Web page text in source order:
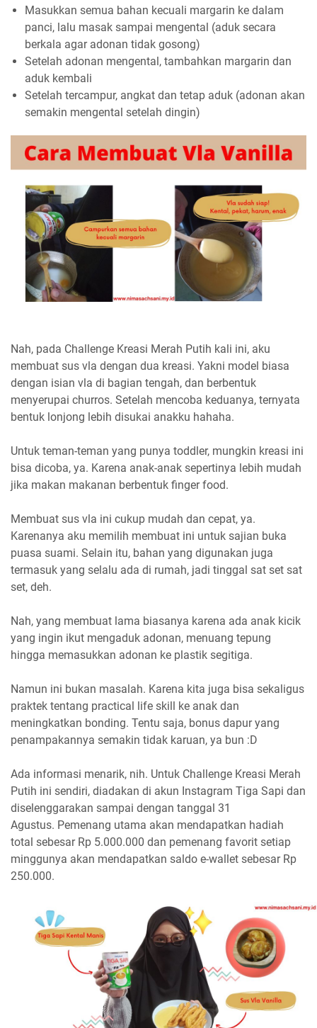
Masukkan semua bahan kecuali margarin ke dalam
panci, lalu masak sampai mengental (aduk secara
berkala agar adonan tidak gosong)
Setelah adonan mengental, tambahkan margarin dan
aduk kembali
Setelah tercampur, angkat dan tetap aduk (adonan akan
semakin mengental setelah dingin)
Nah, pada Challenge Kreasi Merah Putih kali ini, aku
membuat sus vla dengan dua kreasi. Yakni model biasa
dengan isian vla di bagian tengah, dan berbentuk
menyerupai churros. Setelah mencoba keduanya, ternyata
bentuk lonjong lebih disukai anakku hahaha.
Untuk teman-teman yang punya toddler, mungkin kreasi ini
bisa dicoba, ya. Karena anak-anak sepertinya lebih mudah
jika makan makanan berbentuk finger food.
Membuat sus vla ini cukup mudah dan cepat, ya.
Karenanya aku memilih membuat ini untuk sajian buka
puasa suami. Selain itu, bahan yang digunakan juga
termasuk yang selalu ada di rumah, jadi tinggal sat set sat
set, deh.
Nah, yang membuat lama biasanya karena ada anak kicik
yang ingin ikut mengaduk adonan, menuang tepung
hingga memasukkan adonan ke plastik segitiga.
Namun ini bukan masalah. Karena kita juga bisa sekaligus
praktek tentang practical life skill ke anak dan
meningkatkan bonding. Tentu saja, bonus dapur yang
penampakannya semakin tidak karuan, ya bun :D
Ada informasi menarik, nih. Untuk Challenge Kreasi Merah
Putih ini sendiri, diadakan di akun Instagram Tiga Sapi dan
diselenggarakan sampai dengan tanggal 31
Agustus. Pemenang utama akan mendapatkan hadiah
total sebesar Rp 5.000.000 dan pemenang favorit setiap
minggunya akan mendapatkan saldo e-wallet sebesar Rp
250.000.